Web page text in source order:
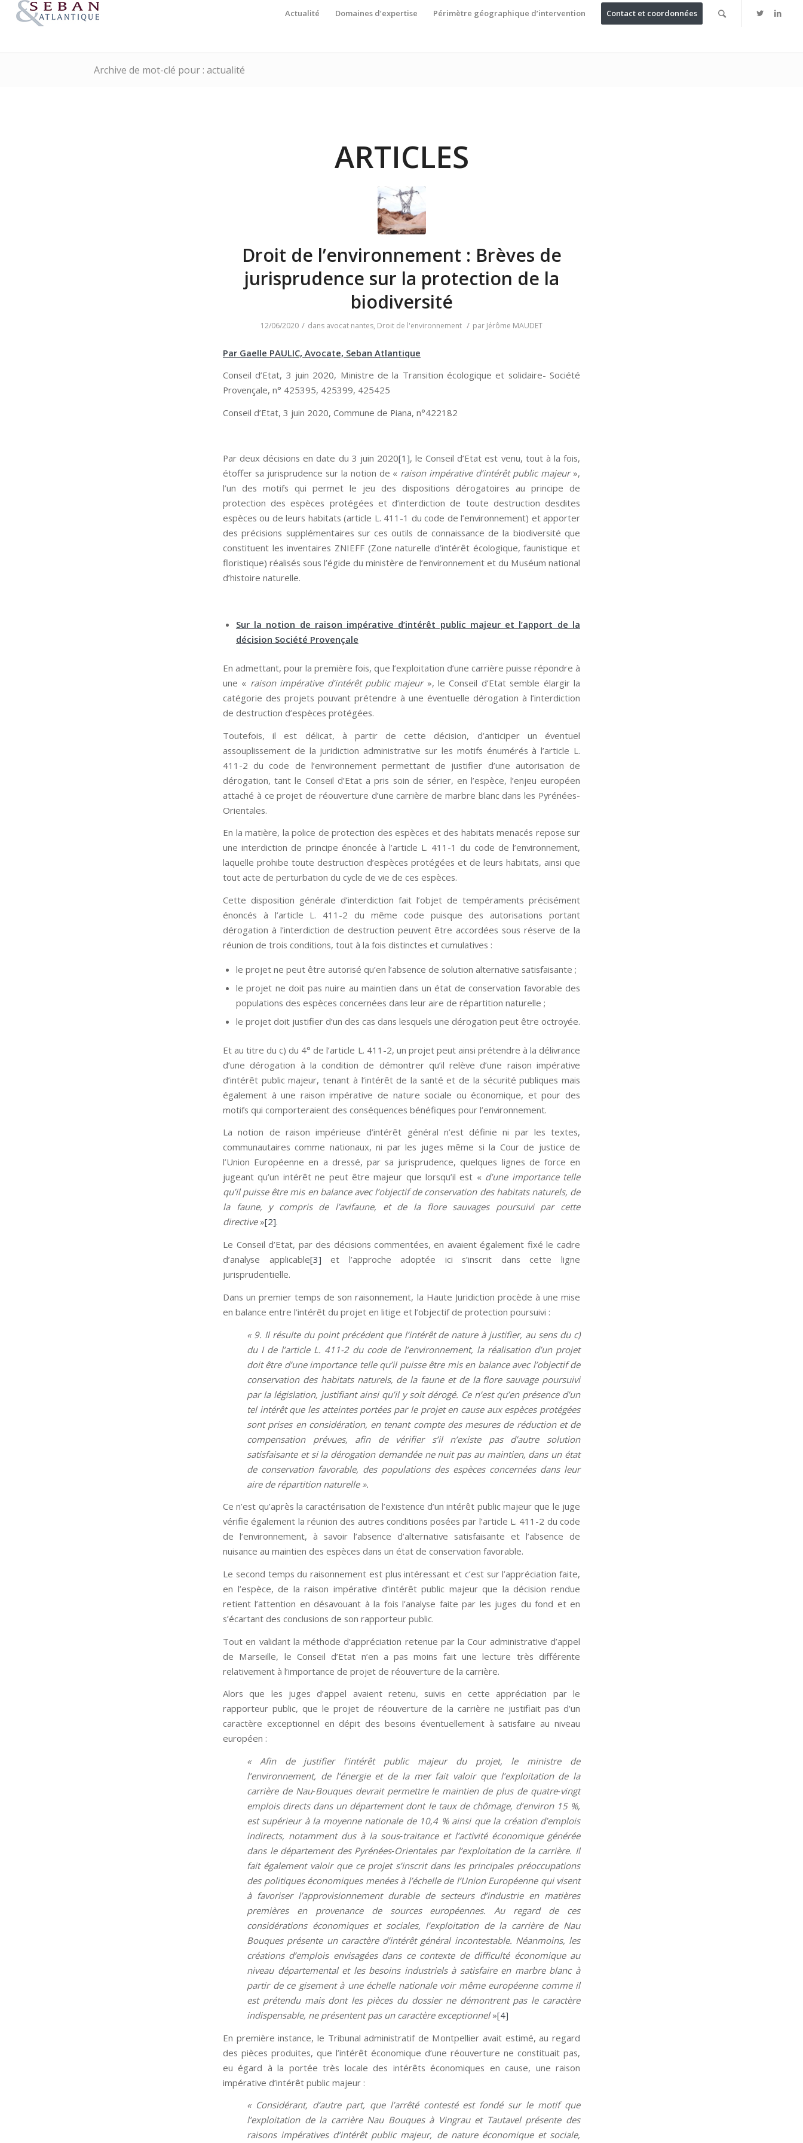
Actualité Domaines d’expertise Périmètre géographique d’intervention Contact et coordonnées
Archive de mot-clé pour : actualité
ARTICLES
Droit de l’environnement : Brèves de
jurisprudence sur la protection de la
biodiversité
12/06/2020 / dans avocat nantes, Droit de l'environnement / par Jérôme MAUDET
Par Gaelle PAULIC, Avocate, Seban Atlantique
Conseil d’Etat, 3 juin 2020, Ministre de la Transition écologique et solidaire- Société
Provençale, n° 425395, 425399, 425425
Conseil d’Etat, 3 juin 2020, Commune de Piana, n°422182
Par deux décisions en date du 3 juin 2020[1], le Conseil d’Etat est venu, tout à la fois,
étoffer sa jurisprudence sur la notion de « raison impérative d’intérêt public majeur»,
l’un des motifs qui permet le jeu des dispositions dérogatoires au principe de
protection des espèces protégées et d’interdiction de toute destruction desdites
espèces ou de leurs habitats (article L. 411-1 du code de l’environnement) et apporter
des précisions supplémentaires sur ces outils de connaissance de la biodiversité que
constituent les inventaires ZNIEFF (Zone naturelle d’intérêt écologique, faunistique et
floristique) réalisés sous l’égide du ministère de l’environnement et du Muséum national
d’histoire naturelle.
Sur la notion de raison impérative d’intérêt public majeur et l’apport de la
décision Société Provençale
En admettant, pour la première fois, que l’exploitation d’une carrière puisse répondre à
une « raison impérative d’intérêt public majeur», le Conseil d’Etat semble élargir la
catégorie des projets pouvant prétendre à une éventuelle dérogation à l’interdiction
de destruction d’espèces protégées.
Toutefois, il est délicat, à partir de cette décision, d’anticiper un éventuel
assouplissement de la juridiction administrative sur les motifs énumérés à l’article L.
411-2 du code de l’environnement permettant de justifier d’une autorisation de
dérogation, tant le Conseil d’Etat a pris soin de sérier, en l’espèce, l’enjeu européen
attaché à ce projet de réouverture d’une carrière de marbre blanc dans les Pyrénées-
Orientales.
En la matière, la police de protection des espèces et des habitats menacés repose sur
une interdiction de principe énoncée à l’article L. 411-1 du code de l’environnement,
laquelle prohibe toute destruction d’espèces protégées et de leurs habitats, ainsi que
tout acte de perturbation du cycle de vie de ces espèces.
Cette disposition générale d’interdiction fait l’objet de tempéraments précisément
énoncés à l’article L. 411-2 du même code puisque des autorisations portant
dérogation à l’interdiction de destruction peuvent être accordées sous réserve de la
réunion de trois conditions, tout à la fois distinctes et cumulatives :
le projet ne peut être autorisé qu’en l’absence de solution alternative satisfaisante ;
le projet ne doit pas nuire au maintien dans un état de conservation favorable des
populations des espèces concernées dans leur aire de répartition naturelle ;
le projet doit justifier d’un des cas dans lesquels une dérogation peut être octroyée.
Et au titre du c) du 4° de l’article L. 411-2, un projet peut ainsi prétendre à la délivrance
d’une dérogation à la condition de démontrer qu’il relève d’une raison impérative
d’intérêt public majeur, tenant à l’intérêt de la santé et de la sécurité publiques mais
également à une raison impérative de nature sociale ou économique, et pour des
motifs qui comporteraient des conséquences bénéfiques pour l’environnement.
La notion de raison impérieuse d’intérêt général n’est définie ni par les textes,
communautaires comme nationaux, ni par les juges même si la Cour de justice de
l’Union Européenne en a dressé, par sa jurisprudence, quelques lignes de force en
jugeant qu’un intérêt ne peut être majeur que lorsqu’il est « d’une importance telle
qu’il puisse être mis en balance avec l’objectif de conservation des habitats naturels, de
la faune, y compris de l’avifaune, et de la flore sauvages poursuivi par cette
directive»[2].
Le Conseil d’Etat, par des décisions commentées, en avaient également fixé le cadre
d’analyse applicable[3] et l’approche adoptée ici s’inscrit dans cette ligne
jurisprudentielle.
Dans un premier temps de son raisonnement, la Haute Juridiction procède à une mise
en balance entre l’intérêt du projet en litige et l’objectif de protection poursuivi :
« 9. Il résulte du point précédent que l’intérêt de nature à justifier, au sens du c)
du I de l’article L. 411-2 du code de l’environnement, la réalisation d’un projet
doit être d’une importance telle qu’il puisse être mis en balance avec l’objectif de
conservation des habitats naturels, de la faune et de la flore sauvage poursuivi
par la législation, justifiant ainsi qu’il y soit dérogé. Ce n’est qu’en présence d’un
tel intérêt que les atteintes portées par le projet en cause aux espèces protégées
sont prises en considération, en tenant compte des mesures de réduction et de
compensation prévues, afin de vérifier s’il n’existe pas d’autre solution
satisfaisante et si la dérogation demandée ne nuit pas au maintien, dans un état
de conservation favorable, des populations des espèces concernées dans leur
aire de répartition naturelle ».
Ce n’est qu’après la caractérisation de l’existence d’un intérêt public majeur que le juge
vérifie également la réunion des autres conditions posées par l’article L. 411-2 du code
de l’environnement, à savoir l’absence d’alternative satisfaisante et l’absence de
nuisance au maintien des espèces dans un état de conservation favorable.
Le second temps du raisonnement est plus intéressant et c’est sur l’appréciation faite,
en l’espèce, de la raison impérative d’intérêt public majeur que la décision rendue
retient l’attention en désavouant à la fois l’analyse faite par les juges du fond et en
s’écartant des conclusions de son rapporteur public.
Tout en validant la méthode d’appréciation retenue par la Cour administrative d’appel
de Marseille, le Conseil d’Etat n’en a pas moins fait une lecture très différente
relativement à l’importance de projet de réouverture de la carrière.
Alors que les juges d’appel avaient retenu, suivis en cette appréciation par le
rapporteur public, que le projet de réouverture de la carrière ne justifiait pas d’un
caractère exceptionnel en dépit des besoins éventuellement à satisfaire au niveau
européen :
« Afin de justifier l’intérêt public majeur du projet, le ministre de
l’environnement, de l’énergie et de la mer fait valoir que l’exploitation de la
carrière de Nau‑Bouques devrait permettre le maintien de plus de quatre‑vingt
emplois directs dans un département dont le taux de chômage, d’environ 15 %,
est supérieur à la moyenne nationale de 10,4 % ainsi que la création d’emplois
indirects, notamment dus à la sous‑traitance et l’activité économique générée
dans le département des Pyrénées‑Orientales par l’exploitation de la carrière. Il
fait également valoir que ce projet s’inscrit dans les principales préoccupations
des politiques économiques menées à l’échelle de l’Union Européenne qui visent
à favoriser l’approvisionnement durable de secteurs d’industrie en matières
premières en provenance de sources européennes. Au regard de ces
considérations économiques et sociales, l’exploitation de la carrière de Nau
Bouques présente un caractère d’intérêt général incontestable. Néanmoins, les
créations d’emplois envisagées dans ce contexte de difficulté économique au
niveau départemental et les besoins industriels à satisfaire en marbre blanc à
partir de ce gisement à une échelle nationale voir même européenne comme il
est prétendu mais dont les pièces du dossier ne démontrent pas le caractère
indispensable, ne présentent pas un caractère exceptionnel »[4]
En première instance, le Tribunal administratif de Montpellier avait estimé, au regard
des pièces produites, que l’intérêt économique d’une réouverture ne constituait pas,
eu égard à la portée très locale des intérêts économiques en cause, une raison
impérative d’intérêt public majeur :
« Considérant, d’autre part, que l’arrêté contesté est fondé sur le motif que
l’exploitation de la carrière Nau Bouques à Vingrau et Tautavel présente des
raisons impératives d’intérêt public majeur, de nature économique et sociale,